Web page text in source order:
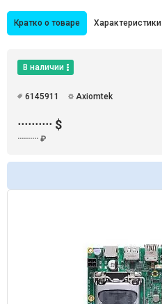
Кратко о товаре Характеристики
В наличии
6145911 Axiomtek
·········· $
·········· ₽